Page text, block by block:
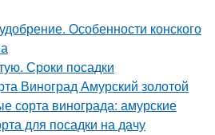
Особенности конского
Сроки посадки
Виноград Амурский золотой
сорта винограда: амурские
для посадки на дачу